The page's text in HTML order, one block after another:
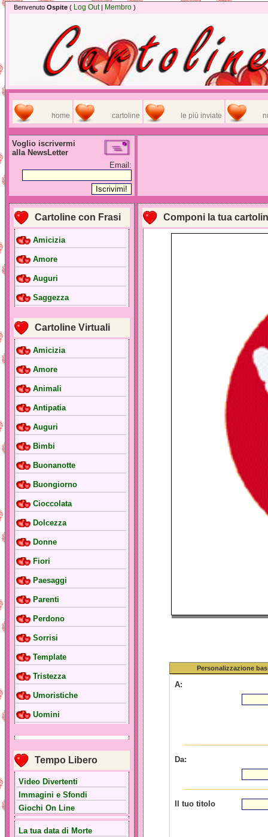
Benvenuto Ospite ( Log Out| Membro )
home cartoline le più inviate
Voglio iscrivermi
alla NewsLetter
Email:
Cartoline con Frasi
Amicizia
Amore
Auguri
Saggezza
Cartoline Virtuali
Amicizia
Amore
Animali
Antipatia
Auguri
Bimbi
Buonanotte
Buongiorno
Cioccolata
Dolcezza
Donne
Fiori
Paesaggi
Parenti
Perdono
Sorrisi
Template
Tristezza
Umoristiche
Uomini
Tempo Libero
Video Divertenti
Immagini e Sfondi
Giochi On Line
La tua data di Morte
Componi la tua
Personalizzazione
A:
Da:
Il tuo titolo